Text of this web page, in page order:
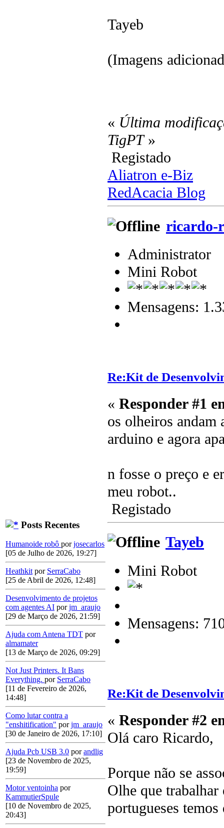
Posts Recentes
Humanoide robô porjosecarlos
[05 de Julho de 2026, 19:27]
Heathkit por SerraCabo
[25 de Abril de 2026, 12:48]
Desenvolvimento de projetos
com agentes AI porjm_araujo
[29 de Março de 2026, 21:59]
Ajuda com Antena TDT por
almamater
[13 de Março de 2026, 09:29]
Not Just Printers. It Bans
Everything. por SerraCabo
[11 de Fevereiro de 2026,
14:48]
Como lutar contra a
"enshitification" porjm_araujo
[30 de Janeiro de 2026, 17:10]
Ajuda Pcb USB 3.0 porandlig
[23 de Novembro de 2025,
19:59]
Motor ventoinha por
KammutierSpule
[10 de Novembro de 2025,
20:43]
Tayeb
(Imagens
« Última
TigPT»
Registado
Aliatron e-Biz
RedAcacia Blog
ricardo-
Administrator
Mini Robot
Mensagens:
Re:Kit de
« Responder #1
os olheiros andam
arduino e agora
n fosse o preço e
meu robot..
Registado
Tayeb
Mini Robot
Mensagens:
Re:Kit de
« Responder #2
Olá caro Ricardo,
Porque não se
Olhe que trabalhar
portugueses